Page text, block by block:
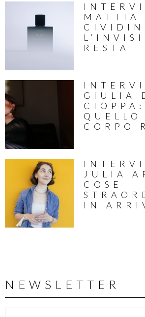
MATTIA
RESTA
GIULIA
CORPO
JULIA
COSE
IN
NEWSLETTER